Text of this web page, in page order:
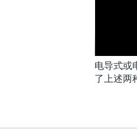
电导式或
了上述两